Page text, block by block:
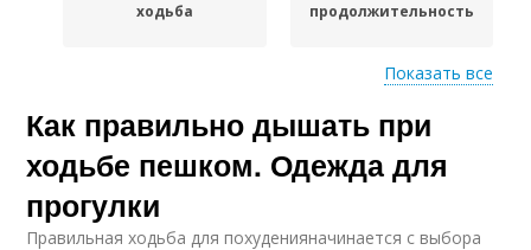
ходьба
продолжительность
Ходьба с дыханием
Упражнение при
ходьбе
Показать все
Как правильно дышать при
ходьбе пешком. Одежда для
прогулки
Правильная ходьба для похуденияначинается с выбора